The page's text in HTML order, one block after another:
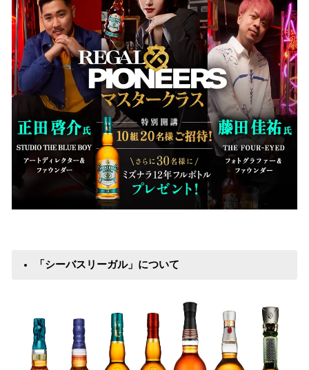
「シーバスリーガル」について